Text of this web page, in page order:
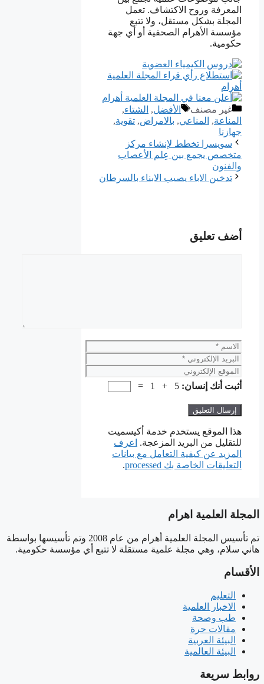
المعرفة وروح الاكتشاف. تعمل
المجلة بشكل مستقل، ولا تتبع
مؤسسة الأهرام الصحفية أو أي جهة
حكومية.
التصنيفات
غير مصنف الوسوم
الأفضل, ﺍﻟﺸﺘﺎﺀ,
المناعة, المناعي, بالامراض, تقوية,
جهازنا
سويسرا تخطط لإنشاء مركز
متخصص يجمع بين عِلم الأعصاب
والفنون
تدخين الاباء يصيب الابناء بالسرطان
أضف تعليق
الاسم
البريد
الإلكتروني
الموقع
الإلكتروني
أثبت أنك إنسان: 5 + 1 =
هذا الموقع يستخدم خدمة أكيسميت
للتقليل من البريد المزعجة.
اعرف
المزيد عن كيفية التعامل مع بيانات
التعليقات الخاصة بك processed
.
المجلة العلمية اهرام
تم تأسيس المجلة العلمية أهرام من عام 2008 وتم تأسيسها بواسطة
هاني سلام، وهي مجلة علمية مستقلة لا تتبع أي مؤسسة حكومية.
الأقسام
التعليم
الاخبار العلمية
طب وصحة
مقالات حرة
البيئة العربية
البيئة العالمية
روابط سريعة